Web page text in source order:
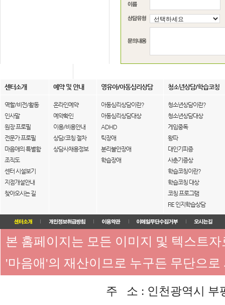
센터소개 예약 및 안내 영유아/아동심리상담 청소년상담/학습코칭
역할/비전/활동
인사말
원장 프로필
전문가 프로필
마음애의 특별함
조직도
센터 시설보기
지점개설안내
찾아오시는 길
온라인예약
예약확인
이용/비용안내
상담/코칭 절차
상담사채용정보
아동심리상담이란?
아동심리상담대상
ADHD
틱장애
분리불안장애
학습장애
청소년상담이란?
청소년상담대상
게임중독
왕따
대인기피증
사춘기증상
학습코칭이란?
학습코칭 대상
코칭 프로그램
FIE 인지학습상담
본 홈페이지는 모든 이미지 및 텍스트
'마음애'의 재산이므로 누구든 무단으
주 소 : 인천광역시 부